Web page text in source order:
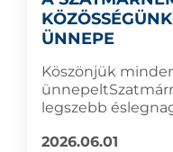
ÜNNEPE
Köszönjük
legszebb
2026.06.01